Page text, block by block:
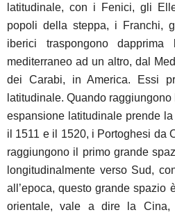
latitudinale, con i Fenici, gli
popoli della steppa, i Franchi,
iberici traspongono
mediterraneo ad un altro, dal
dei Carabi, in America. Essi
latitudinale. Quando
espansione latitudinale prende
il 1511 e il 1520, i Portoghesi da
raggiungono il primo grande
longitudinalmente verso Sud,
all’epoca, questo grande spazio
orientale, vale a dire la Cina,